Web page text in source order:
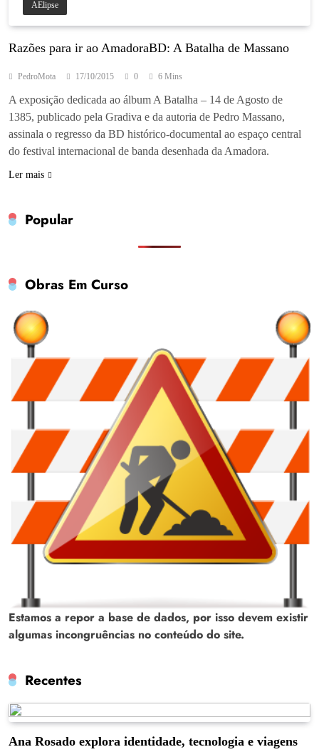
AElipse
Razões para ir ao AmadoraBD: A Batalha de Massano
PedroMota 17/10/2015 0 6 Mins
A exposição dedicada ao álbum A Batalha – 14 de Agosto de
1385, publicado pela Gradiva e da autoria de Pedro Massano,
assinala o regresso da BD histórico-documental ao espaço central
do festival internacional de banda desenhada da Amadora.
Ler mais
Popular
Obras Em Curso
Estamos a repor a base de dados, por isso devem existir
algumas incongruências no conteúdo do site.
Recentes
Ana Rosado explora identidade, tecnologia e viagens